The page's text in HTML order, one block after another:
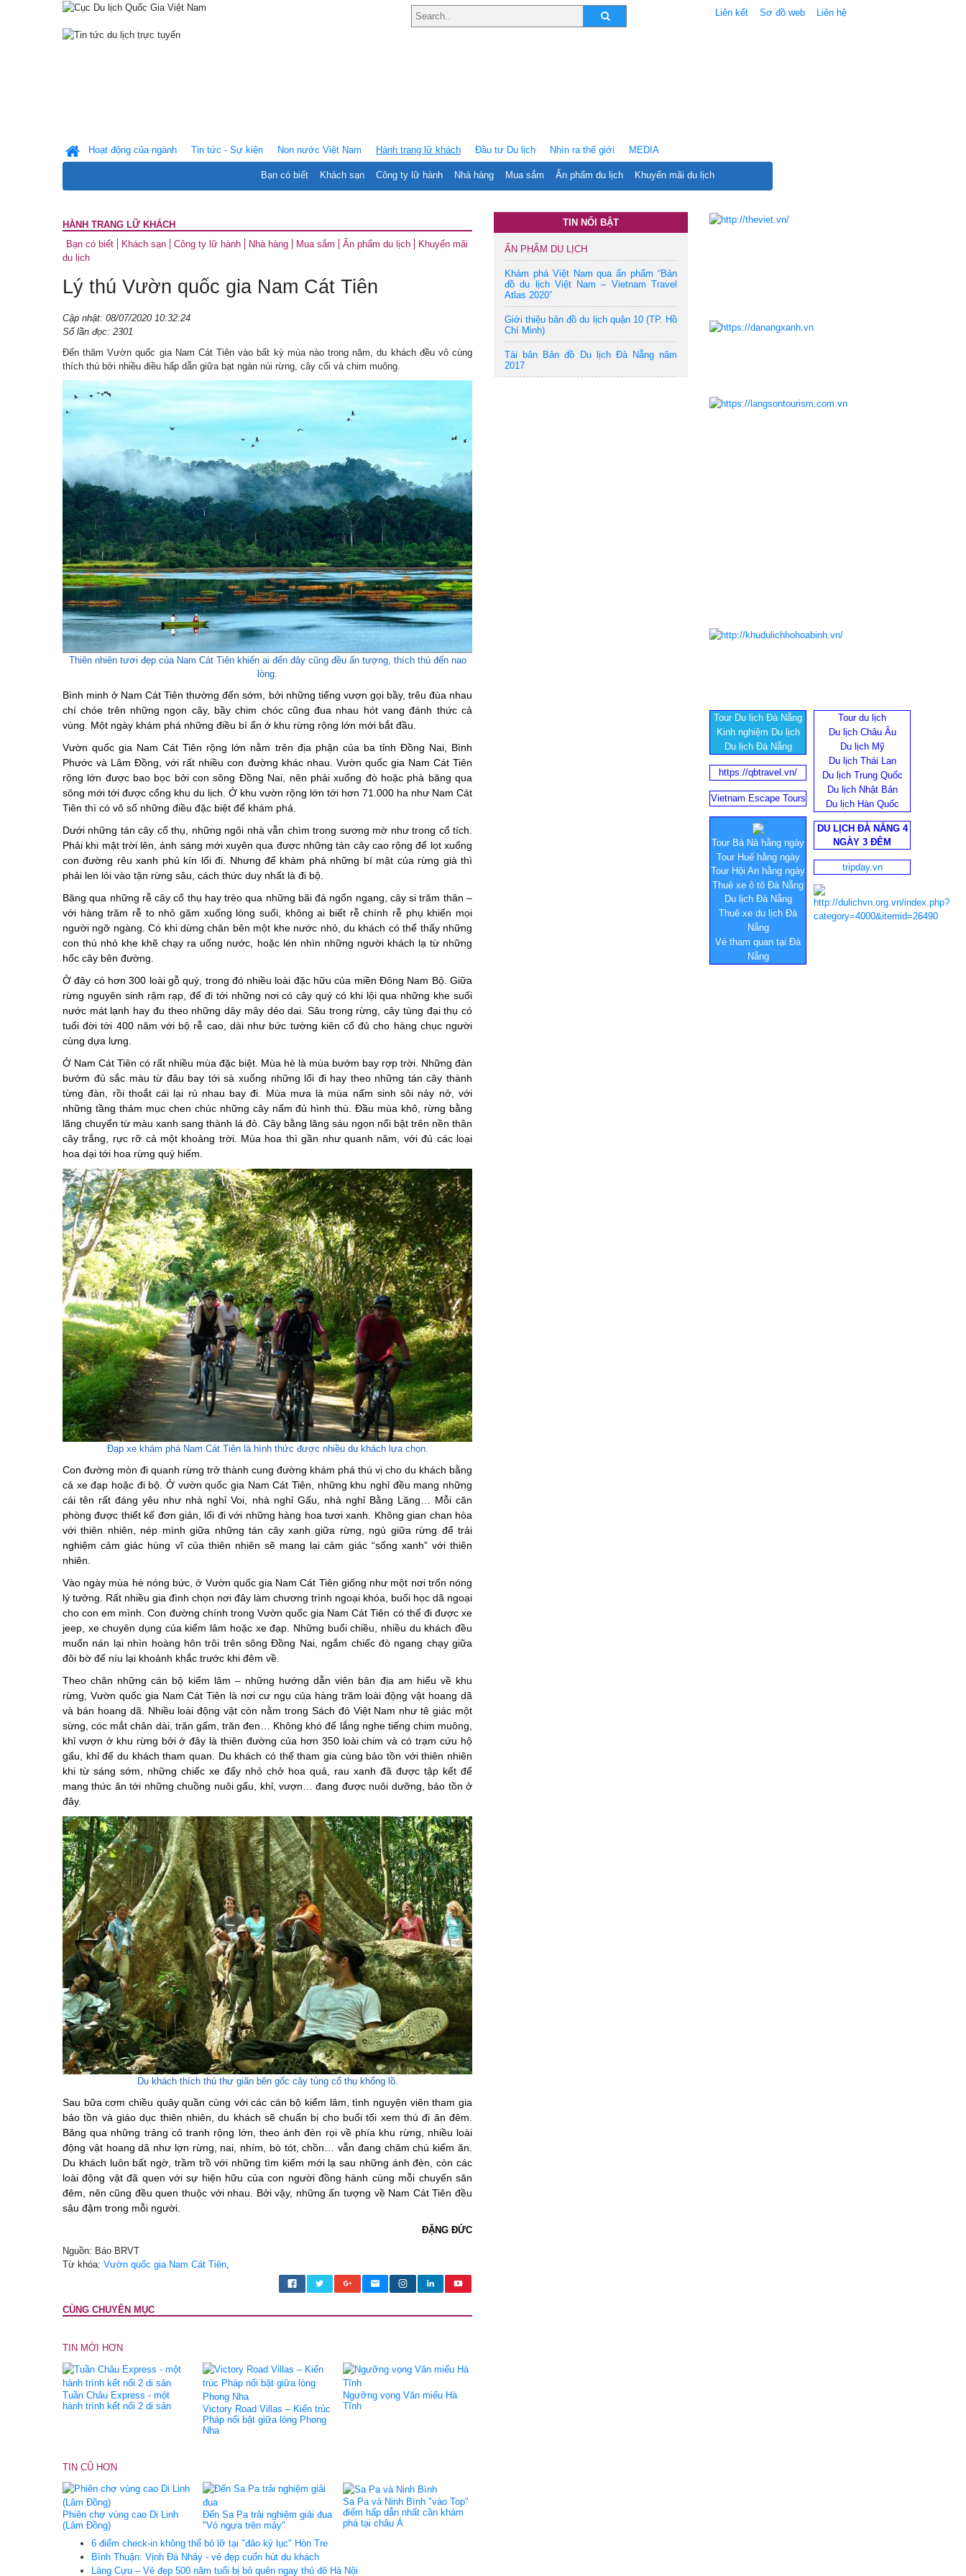
Liên kết Sơ đồ web Liên hệ
Hoạt động của ngành Tin tức - Sự kiện Non nước Việt Nam Hành trang lữ khách
Bạn có biết Khách sạn Công ty lữ hành Nhà hàng Mua sắm Ấn phẩm du lịch Khuyến mãi du lịch
Ðầu tư Du lịch Nhìn ra thế giới MEDIA
HÀNH TRANG LỮ KHÁCH
Bạn có biết
Khách sạn Công ty lữ hành Nhà hàng Mua sắm Ấn phẩm du lịch
Khuyến mãi
du lịch
Lý thú Vườn quốc gia Nam Cát Tiên
Cập nhật: 08/07/2020 10:32:24
Số lần đọc: 2301
Đến thăm Vườn quốc gia Nam Cát Tiên vào bất kỳ mùa nào trong năm, du khách đều vô cùng
thích thú bởi nhiều điều hấp dẫn giữa bạt ngàn núi rừng, cây cối và chim muông.
Thiên nhiên tươi đẹp của Nam Cát Tiên khiến ai đến đây cũng đều ấn tượng, thích thú đến nao
lòng.
Bình minh ở Nam Cát Tiên thường đến sớm, bởi những tiếng vượn gọi bầy, trêu đùa nhau
chí chóe trên những ngọn cây, bầy chim chóc cũng đua nhau hót vang đánh thức cả
vùng. Một ngày khám phá những điều bí ẩn ở khu rừng rộng lớn mới bắt đầu.
Vườn quốc gia Nam Cát Tiên rộng lớn nằm trên địa phận của ba tỉnh Đồng Nai, Bình
Phước và Lâm Đồng, với rất nhiều con đường khác nhau. Vườn quốc gia Nam Cát Tiên
rộng lớn được bao bọc bởi con sông Đồng Nai, nên phải xuống đò hoặc phà băng qua
sông mới tới được cổng khu du lịch. Ở khu vườn rộng lớn tới hơn 71.000 ha như Nam Cát
Tiên thì có vô số những điều đặc biệt để khám phá.
Dưới những tán cây cổ thụ, những ngôi nhà vẫn chìm trong sương mờ như trong cổ tích.
Phải khi mặt trời lên, ánh sáng mới xuyên qua được những tán cây cao rộng để lọt xuống
con đường rêu xanh phủ kín lối đi. Nhưng để khám phá những bí mật của rừng già thì
phải len lỏi vào tận rừng sâu, cách thức duy nhất là đi bộ.
Băng qua những rễ cây cổ thụ hay trèo qua những bãi đá ngổn ngang, cây si trăm thân –
với hàng trăm rễ to nhỏ găm xuống lòng suối, không ai biết rễ chính rễ phụ khiến mọi
người ngỡ ngàng. Có khi dừng chân bên một khe nước nhỏ, du khách có thể thấy những
con thú nhỏ khe khẽ chạy ra uống nước, hoặc lén nhìn những người khách lạ từ những
hốc cây bên đường.
Ở đây có hơn 300 loài gỗ quý, trong đó nhiều loài đặc hữu của miền Đông Nam Bộ. Giữa
rừng nguyên sinh rậm rạp, để đi tới những nơi có cây quý có khi lội qua những khe suối
nước mát lạnh hay đu theo những dây mây dẻo dai. Sâu trong rừng, cây tùng đại thụ có
tuổi đời tới 400 năm với bộ rễ cao, dài như bức tường kiên cố đủ cho hàng chục người
cùng dựa lưng.
Ở Nam Cát Tiên có rất nhiều mùa đặc biệt. Mùa hè là mùa bướm bay rợp trời. Những đàn
bướm đủ sắc màu từ đâu bay tới sà xuống những lối đi hay theo những tán cây thành
từng đàn, rồi thoắt cái lại rủ nhau bay đi. Mùa mưa là mùa nấm sinh sôi nảy nở, với
những tầng thảm mục chen chúc những cây nấm đủ hình thù. Đầu mùa khô, rừng bằng
lăng chuyển từ màu xanh sang thành lá đỏ. Cây bằng lăng sáu ngọn nổi bật trên nền thân
cây trắng, rực rỡ cả một khoảng trời. Mùa hoa thì gần như quanh năm, với đủ các loại
hoa dại tới hoa rừng quý hiếm.
Đạp xe khám phá Nam Cát Tiên là hình thức được nhiều du khách lựa chọn.
Con đường mòn đi quanh rừng trở thành cung đường khám phá thú vị cho du khách bằng
cả xe đạp hoặc đi bộ. Ở vườn quốc gia Nam Cát Tiên, những khu nghỉ đều mang những
cái tên rất đáng yêu như nhà nghỉ Voi, nhà nghỉ Gấu, nhà nghỉ Bằng Lăng… Mỗi căn
phòng được thiết kế đơn giản, lối đi với những hàng hoa tươi xanh. Không gian chan hòa
với thiên nhiên, nép mình giữa những tán cây xanh giữa rừng, ngủ giữa rừng để trải
nghiệm cảm giác hùng vĩ của thiên nhiên sẽ mang lại cảm giác “sống xanh” với thiên
nhiên.
Vào ngày mùa hè nóng bức, ở Vườn quốc gia Nam Cát Tiên giống như một nơi trốn nóng
lý tưởng. Rất nhiều gia đình chọn nơi đây làm chương trình ngoại khóa, buổi học dã ngoại
cho con em mình. Con đường chính trong Vườn quốc gia Nam Cát Tiên có thể đi được xe
jeep, xe chuyên dụng của kiểm lâm hoặc xe đạp. Những buổi chiều, nhiều du khách đều
muốn nán lại nhìn hoàng hôn trôi trên sông Đồng Nai, ngắm chiếc đò ngang chạy giữa
đôi bờ để níu lại khoảnh khắc trước khi đêm về.
Theo chân những cán bộ kiểm lâm – những hướng dẫn viên bản địa am hiểu về khu
rừng, Vườn quốc gia Nam Cát Tiên là nơi cư ngụ của hàng trăm loài động vật hoang dã
và bán hoang dã. Nhiều loài động vật còn nằm trong Sách đỏ Việt Nam như tê giác một
sừng, cóc mắt chân dài, trăn gấm, trăn đen… Không khó để lắng nghe tiếng chim muông,
khỉ vượn ở khu rừng bởi ở đây là thiên đường của hơn 350 loài chim và có trạm cứu hộ
gấu, khỉ để du khách tham quan. Du khách có thể tham gia cùng bảo tồn với thiên nhiên
khi từ sáng sớm, những chiếc xe đẩy nhỏ chở hoa quả, rau xanh đã được tập kết để
mang thức ăn tới những chuồng nuôi gấu, khỉ, vượn… đang được nuôi dưỡng, bảo tồn ở
đây.
Du khách thích thú thư giãn bên gốc cây tùng cổ thụ khổng lồ.
Sau bữa cơm chiều quây quần cùng với các cán bộ kiểm lâm, tình nguyện viên tham gia
bảo tồn và giáo dục thiên nhiên, du khách sẽ chuẩn bị cho buổi tối xem thú đi ăn đêm.
Băng qua những trảng cỏ tranh rộng lớn, theo ánh đèn rọi về phía khu rừng, nhiều loài
động vật hoang dã như lợn rừng, nai, nhím, bò tót, chồn… vẫn đang chăm chú kiếm ăn.
Du khách luôn bất ngờ, trầm trồ với những tìm kiếm mới lạ sau những ánh đèn, còn các
loài động vật đã quen với sự hiện hữu của con người đồng hành cùng mỗi chuyến săn
đêm, nên cũng đều quen thuộc với nhau. Bởi vậy, những ấn tượng về Nam Cát Tiên đều
sâu đậm trong mỗi người.
ĐẶNG ĐỨC
Nguồn: Báo BRVT
Từ khóa: Vườn quốc gia Nam Cát Tiên
CÙNG CHUYÊN MỤC
TIN MỚI HƠN
Tuần Châu Express - một
hành trình kết nối 2 di sản
Victory Road Villas – Kiến trúc
Pháp nổi bật giữa lòng Phong
Nha
Ngưỡng vọng Văn miếu Hà
Tĩnh
TIN CŨ HƠN
Phiên chợ vùng cao Di Linh
(Lâm Đồng)
Đến Sa Pa trải nghiệm giải đua
"Vó ngựa trên mây"
Sa Pa và Ninh Bình "vào Top"
điểm hấp dẫn nhất cần khám
phá tại châu Á
6 điểm check-in không thể bỏ lỡ tại "đảo kỷ lục" Hòn Tre
Bình Thuận: Vịnh Đá Nhảy - vẻ đẹp cuốn hút du khách
Làng Cựu – Vẻ đẹp 500 năm tuổi bị bỏ quên ngay thủ đô Hà Nội
TIN NỔI BẬT
ẤN PHẨM DU LỊCH
Khám phá Việt Nam qua ấn phẩm “Bản
đồ du lịch Việt Nam – Vietnam Travel
Atlas 2020”
Giới thiệu bản đồ du lịch quận 10 (TP. Hồ
Chí Minh)
Tái bản Bản đồ Du lịch Đà Nẵng năm
2017
Tour Du lịch Đà Nẵng
Kinh nghiệm Du lịch
Du lịch Đà Nẵng
Tour du lịch
Du lịch Châu Âu
Du lịch Mỹ
Du lịch Thái Lan
Du lịch Trung Quốc
Du lịch Nhật Bản
Du lịch Hàn Quốc
https://qbtravel.vn/
Vietnam Escape Tours
Tour Bà Nà hằng ngày
Tour Huế hằng ngày
Tour Hội An hằng ngày
Thuê xe ô tô Đà Nẵng
Du lịch Đà Nẵng
Thuê xe du lịch Đà
Nẵng
Vé tham quan tại Đà
Nẵng
DU LỊCH ĐÀ NẴNG 4
NGÀY 3 ĐÊM
tripday.vn